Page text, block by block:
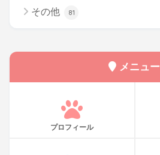
その他 81
メニュー
プロフィール